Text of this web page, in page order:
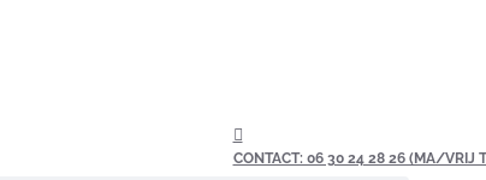
CONTACT: 06 30 24 28 26 (MA/VRIJ